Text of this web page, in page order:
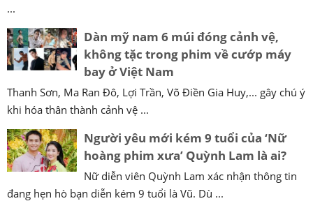
...
Dàn mỹ nam 6 múi đóng cảnh vệ,
không tặc trong phim về cướp máy
bay ở Việt Nam
Thanh Sơn, Ma Ran Đô, Lợi Trần, Võ Điền Gia Huy,... gây chú ý
khi hóa thân thành cảnh vệ ...
Người yêu mới kém 9 tuổi của ‘Nữ
hoàng phim xưa’ Quỳnh Lam là ai?
Nữ diễn viên Quỳnh Lam xác nhận thông tin
đang hẹn hò bạn diễn kém 9 tuổi là Vũ. Dù ...